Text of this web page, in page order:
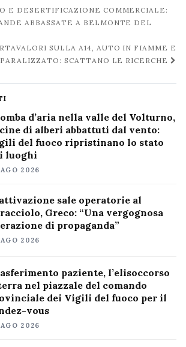
E DESERTIFICAZIONE COMMERCIALE:
ABBASSATE A BELMONTE DEL
SULLA A14, AUTO IN FIAMME E
SCATTANO LE RICERCHE
d’aria nella valle del Volturno,
di alberi abbattuti dal vento:
del fuoco ripristinano lo stato
luoghi
2026
sale operatorie al
Greco: “Una vergognosa
di propaganda”
2026
paziente, l’elisoccorso
nel piazzale del comando
dei Vigili del fuoco per il
vous
2026